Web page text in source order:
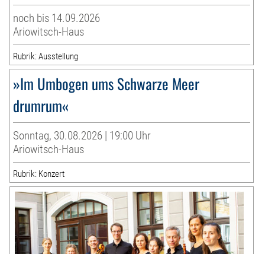
noch bis 14.09.2026
Ariowitsch-Haus
Rubrik: Ausstellung
»Im Umbogen ums Schwarze Meer
drumrum«
Sonntag, 30.08.2026 | 19:00 Uhr
Ariowitsch-Haus
Rubrik: Konzert